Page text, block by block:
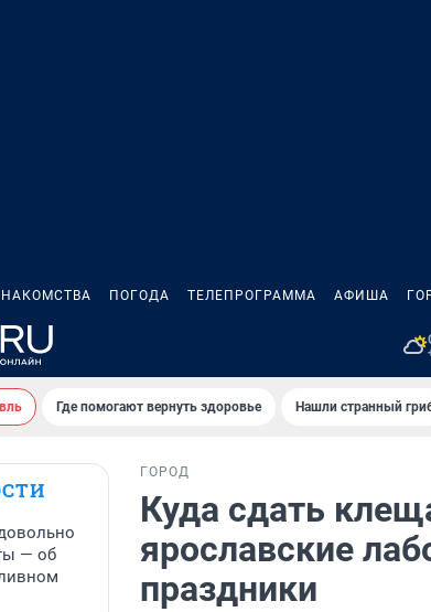
ПОГОДА ТЕЛЕПРОГРАММА АФИША
Где помогают вернуть здоровье Нашли странный
— об
ГОРОД
Куда сдать
ярославские
праздники